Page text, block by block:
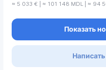
≈ 5 033 € | ≈ 101 148 MDL | ≈ 94
Показать